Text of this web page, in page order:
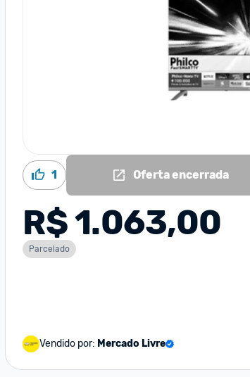
1 Oferta encerrada
R$ 1.063,00
Parcelado
Vendido por: Mercado Livre